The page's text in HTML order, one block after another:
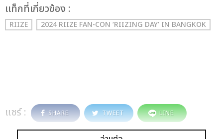
เเท็กที่เกี่ยวข้อง :
RIIZE 2024 RIIZE FAN-CON ‘RIIZING DAY’ IN BANGKOK
แชร์ : SHARE TWEET LINE